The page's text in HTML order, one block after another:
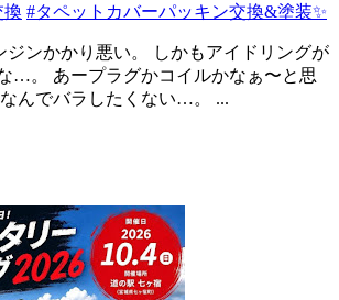
換 #タペットカバーパッキン交換&塗装✨
ジンかかり悪い。 しかもアイドリングが
…。 あープラグかコイルかなぁ〜と思
んでバラしたくない…。 ...